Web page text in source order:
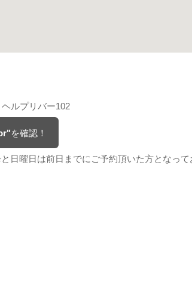
ルプリバー102
を確認！
日曜日は前日までにご予約頂いた方となっ